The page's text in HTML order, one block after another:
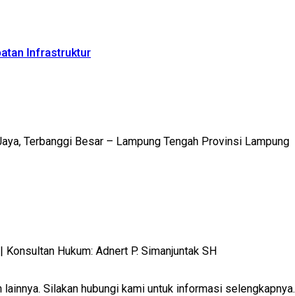
Infrastruktur
Terbanggi Besar – Lampung Tengah Provinsi Lampung
Hukum: Adnert P. Simanjuntak SH
Silakan hubungi kami untuk informasi selengkapnya.